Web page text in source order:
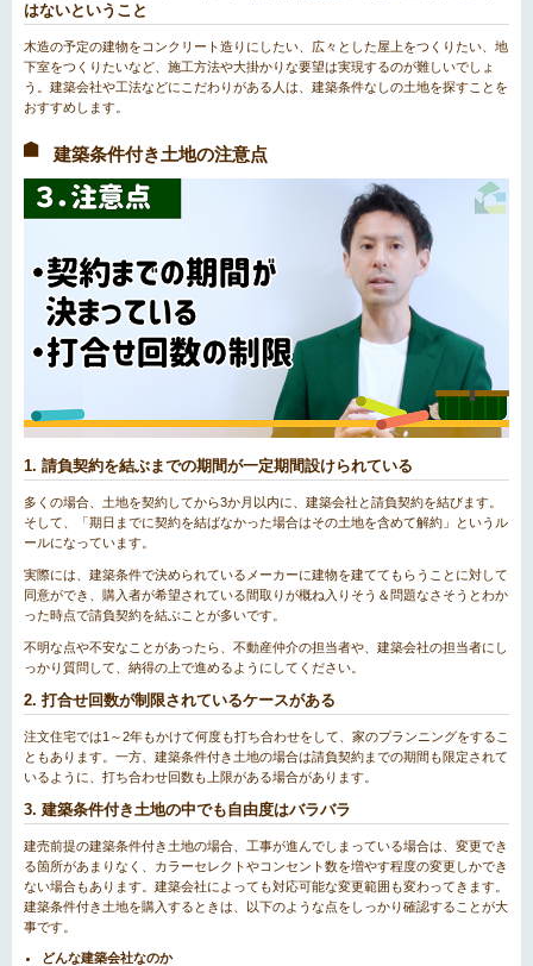
はないということ
木造の予定の建物をコンクリート造りにしたい、広々とした屋上をつくりたい、地
下室をつくりたいなど、施工方法や大掛かりな要望は実現するのが難しいでしょ
う。建築会社や工法などにこだわりがある人は、建築条件なしの土地を探すことを
おすすめします。
建築条件付き土地の注意点
1. 請負契約を結ぶまでの期間が一定期間設けられている
多くの場合、土地を契約してから3か月以内に、建築会社と請負契約を結びます。
そして、「期日までに契約を結ばなかった場合はその土地を含めて解約」というル
ールになっています。
実際には、建築条件で決められているメーカーに建物を建ててもらうことに対して
同意ができ、購入者が希望されている間取りが概ね入りそう＆問題なさそうとわか
った時点で請負契約を結ぶことが多いです。
不明な点や不安なことがあったら、不動産仲介の担当者や、建築会社の担当者にし
っかり質問して、納得の上で進めるようにしてください。
2. 打合せ回数が制限されているケースがある
注文住宅では1～2年もかけて何度も打ち合わせをして、家のプランニングをするこ
ともあります。一方、建築条件付き土地の場合は請負契約までの期間も限定されて
いるように、打ち合わせ回数も上限がある場合があります。
3. 建築条件付き土地の中でも自由度はバラバラ
建売前提の建築条件付き土地の場合、工事が進んでしまっている場合は、変更でき
る箇所があまりなく、カラーセレクトやコンセント数を増やす程度の変更しかでき
ない場合もあります。建築会社によっても対応可能な変更範囲も変わってきます。
建築条件付き土地を購入するときは、以下のような点をしっかり確認することが大
事です。
どんな建築会社なのか